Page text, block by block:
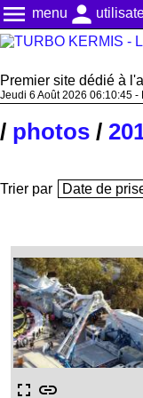
menu menu person
Premier site dédié à
Jeudi 6 Août 2026 06:10:46 -
/ photos /
Trier par
fullscreen link